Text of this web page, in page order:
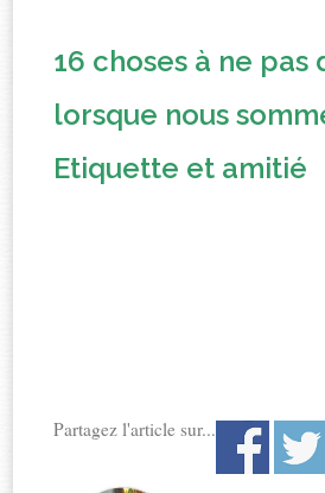
16 choses à ne pas
lorsque nous
Etiquette et amitié
Partagez l'article sur...